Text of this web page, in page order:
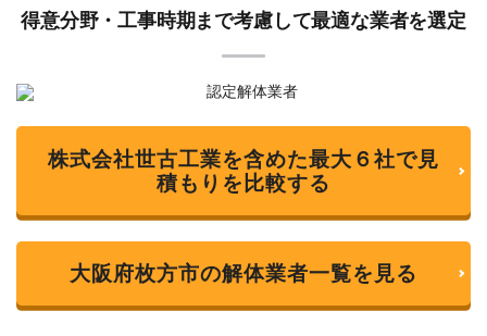
得意分野・工事時期まで考慮して最適な業者を選定
株式会社世古工業を含めた最大６社で見
積もりを比較する
大阪府枚方市の解体業者一覧を見る